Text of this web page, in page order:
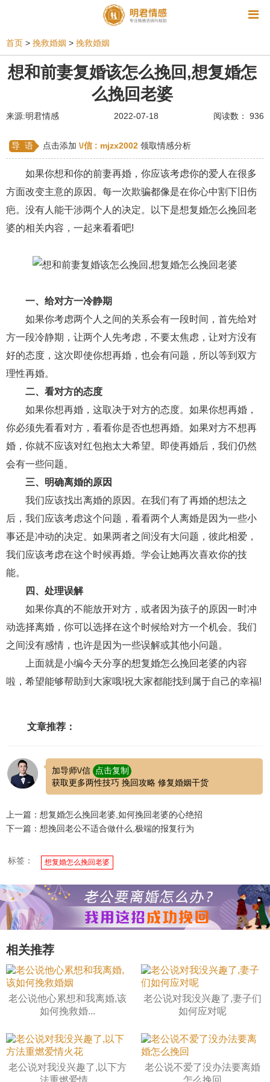
相亲 同性恋 恋爱技巧 挽回爱情
爱情相关 星座情感
姻缘测试 怀孕 交友
感情挽回 双鱼座男生 情感测试
水瓶座男生 摩羯座男生 射手座男生
天蝎座男生 天秤座男生 处女座男生
爱情诗句 狮子座男生 爱情歌曲 爱情图片
不和 金牛座男生 白羊座男生 吵架
变心 感人 伤感 婚姻问题 脾气
失恋挽救 情绪 时辰八字 爱情的句子
十二生肖
异地恋 明星
化妆 挽留前任 避孕 挽回男友 孕妇食谱
挽回老公 产检 家庭暴力 孕中期
经营婚姻
产妇食谱 同性恋 交往 搭讪 光棍节
交流沟通 约会 情感语录 情商 两性健康
首页 > 挽救婚姻 > 挽救婚姻
想和前妻复婚该怎么挽回,想复婚怎
么挽回老婆
来源:明君情感 2022-07-18 阅读数： 936
导 语 点击添加 \/信 : mjzx2002 领取情感分析
如果你想和你的前妻再婚，你应该考虑你的爱人在很多
方面改变主意的原因。每一次欺骗都像是在你心中割下旧伤
疤。没有人能干涉两个人的决定。以下是想复婚怎么挽回老
婆的相关内容，一起来看看吧!
一、给对方一冷静期
如果你考虑两个人之间的关系会有一段时间，首先给对
方一段冷静期，让两个人先考虑，不要太焦虑，让对方没有
好的态度，这次即使你想再婚，也会有问题，所以等到双方
理性再婚。
二、看对方的态度
如果你想再婚，这取决于对方的态度。如果你想再婚，
你必须先看看对方，看看你是否也想再婚。如果对方不想再
婚，你就不应该对红包抱太大希望。即使再婚后，我们仍然
会有一些问题。
三、明确离婚的原因
我们应该找出离婚的原因。在我们有了再婚的想法之
后，我们应该考虑这个问题，看看两个人离婚是因为一些小
事还是冲动的决定。如果两者之间没有大问题，彼此相爱，
我们应该考虑在这个时候再婚。学会让她再次喜欢你的技
能。
四、处理误解
如果你真的不能放开对方，或者因为孩子的原因一时冲
动选择离婚，你可以选择在这个时候给对方一个机会。我们
之间没有感情，也许是因为一些误解或其他小问题。
上面就是小编今天分享的想复婚怎么挽回老婆的内容
啦，希望能够帮助到大家哦!祝大家都能找到属于自己的幸福!
文章推荐：
加导师\/信
点击复制
获取更多两性技巧 挽回攻略 修复婚姻干货
上一篇：想复婚怎么挽回老婆,如何挽回老婆的心绝招
下一篇：想挽回老公不适合做什么,极端的报复行为
标签： 想复婚怎么挽回老婆
相关推荐
老公说他心累想和我离婚,该
如何挽救婚...
老公说对我没兴趣了,妻子们
如何应对呢
老公说对我没兴趣了,以下方
老公说不爱了没办法要离婚